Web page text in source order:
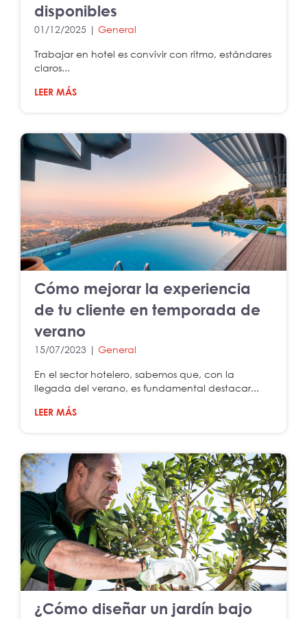
disponibles
01/12/2025 | General
Trabajar en hotel es convivir con ritmo, estándares
claros...
LEER MÁS
Cómo mejorar la experiencia
de tu cliente en temporada de
verano
15/07/2023 | General
En el sector hotelero, sabemos que, con la
llegada del verano, es fundamental destacar...
LEER MÁS
¿Cómo diseñar un jardín bajo